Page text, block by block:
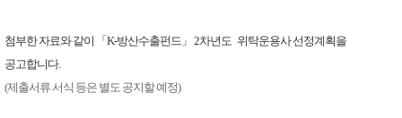
첨부한 자료와 같이 「K-방산수출펀드」 2차년도 위탁운용사 선정계획을
공고합니다.
(제출서류 서식 등은 별도 공지할 예정)